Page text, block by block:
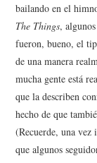
bailando en el
The Things,
fueron, bueno, el
de una manera
mucha gente está
que la describen
hecho de que
(Recuerde, una
que algunos